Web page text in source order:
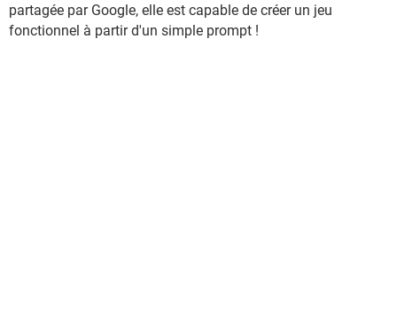
partagée par Google, elle est capable de créer un jeu
fonctionnel à partir d'un simple prompt !